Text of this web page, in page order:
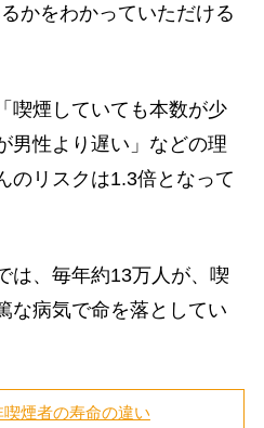
かをわかっていただける
喫煙していても本数が少
男性より遅い」などの理
のリスクは1.3倍となって
、毎年約13万人が、喫
な病気で命を落としてい
煙者の寿命の違い